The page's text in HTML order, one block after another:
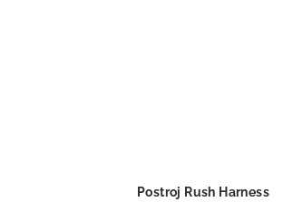
Postroj Rush Harness